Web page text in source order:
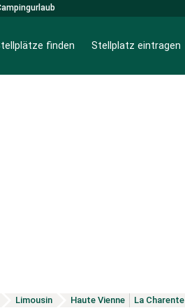
finden Stellplatz eintragen
Limousin Haute Vienne La Charente